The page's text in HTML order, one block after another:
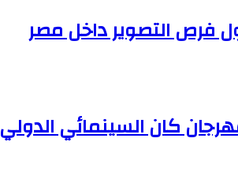
فرص التصوير داخل مصر
كان السينمائي الدولي